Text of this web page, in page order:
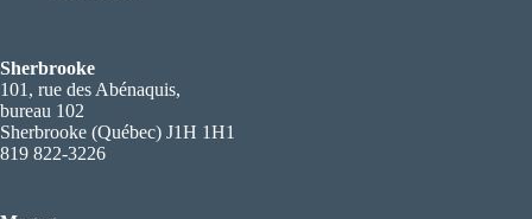
Sherbrooke
101, rue des Abénaquis,
bureau 102
Sherbrooke (Québec) J1H 1H1
819 822-3226